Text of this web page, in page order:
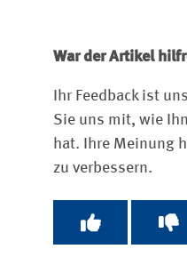
War der Artikel
Ihr Feedback ist
Sie uns mit, wie
hat. Ihre Meinung
zu verbessern.